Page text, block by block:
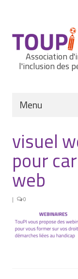
Association
l'inclusion des
Menu
Actualités
Nous connaître
Notre
Notre
Nous
visuel
pour
web
| 0